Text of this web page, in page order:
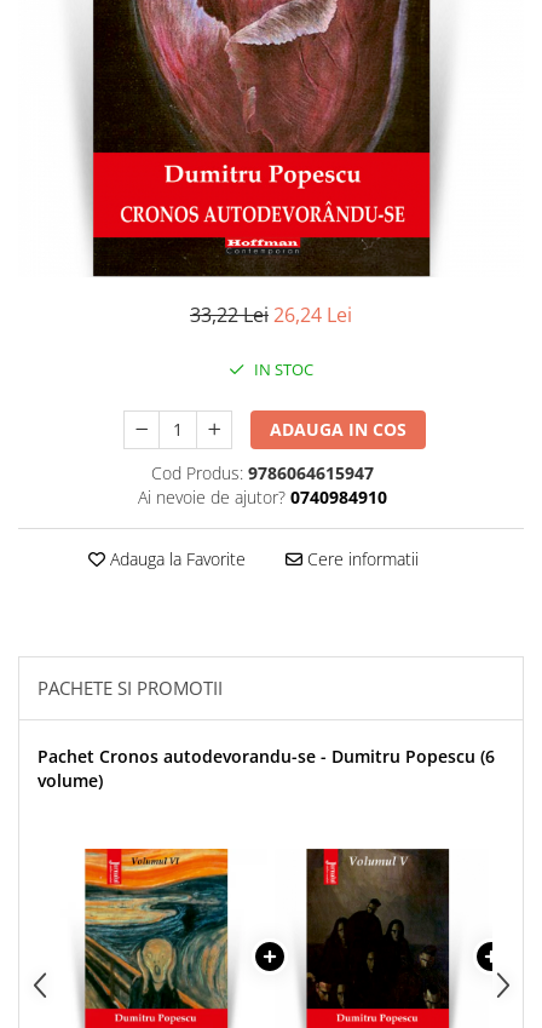
Contemporana
Non-fictiune
Sociologie si filozofie
33,22 Lei26,24 Lei
IN STOC
ADAUGA IN COS
Cod Produs: 9786064615947
Ai nevoie de ajutor? 0740984910
Adauga la Favorite Cere informatii
PACHETE SI PROMOTII
Pachet Cronos autodevorandu-se - Dumitru Popescu (6
volume)